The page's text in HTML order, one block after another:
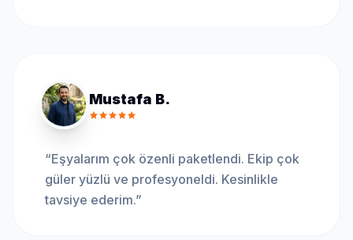
Mustafa B.
“Eşyalarım çok özenli paketlendi. Ekip çok
güler yüzlü ve profesyoneldi. Kesinlikle
tavsiye ederim.”